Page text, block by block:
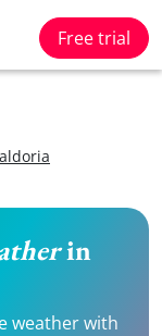
Free trial
in
weather with